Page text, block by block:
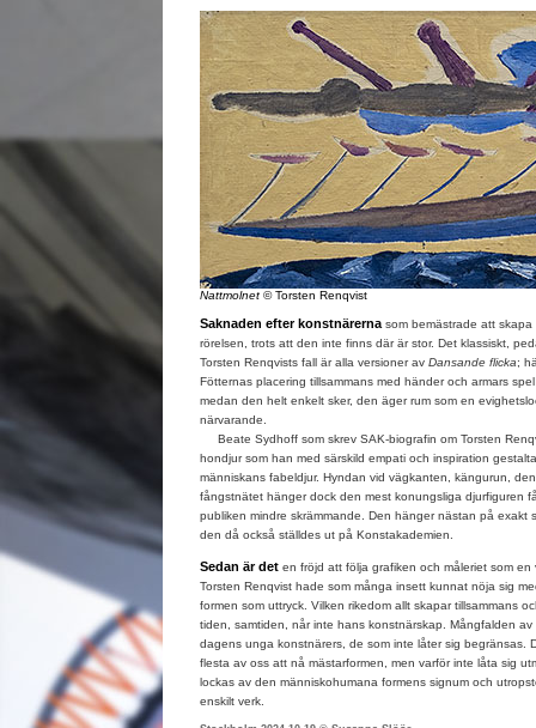
Nattmolnet © Torsten Renqvist
Saknaden efter konstnärernasom bemästrade att skapa
rörelsen, trots att den inte finns där är stor. Det klassiskt,
Torsten Renqvists fall är alla versioner av Dansande flicka;
Fötternas placering tillsammans med händer och armars
medan den helt enkelt sker, den äger rum som en
närvarande.
Beate Sydhoff som skrev SAK-biografin om Torsten
hondjur som han med särskild empati och inspiration
människans fabeldjur. Hyndan vid vägkanten, kängurun,
fångstnätet hänger dock den mest konungsliga djurfiguren
publiken mindre skrämmande. Den hänger nästan på exakt
den då också ställdes ut på Konstakademien.
Sedan är deten fröjd att följa grafiken och måleriet som en
Torsten Renqvist hade som många insett kunnat nöja sig
formen som uttryck. Vilken rikedom allt skapar tillsammans
tiden, samtiden, når inte hans konstnärskap. Mångfalden av
dagens unga konstnärers, de som inte låter sig begränsas.
flesta av oss att nå mästarformen, men varför inte låta sig
lockas av den människohumana formens signum och
enskilt verk.